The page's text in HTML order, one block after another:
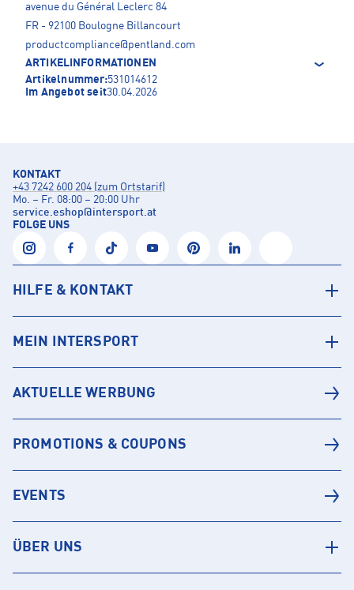
avenue du Général Leclerc 84
FR - 92100 Boulogne Billancourt
productcompliance@pentland.com
ARTIKELINFORMATIONEN
Artikelnummer:531014612
Im Angebot seit30.04.2026
KONTAKT
+43 7242 600 204 (zum Ortstarif)
Mo. – Fr. 08:00 – 20:00 Uhr
service.eshop@intersport.at
FOLGE UNS
HILFE & KONTAKT
MEIN INTERSPORT
AKTUELLE WERBUNG
PROMOTIONS & COUPONS
EVENTS
ÜBER UNS